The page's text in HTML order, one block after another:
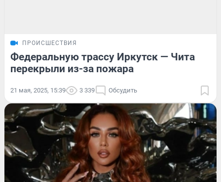
ПРОИСШЕСТВИЯ
Федеральную трассу Иркутск — Чита
перекрыли из-за пожара
21 мая, 2025, 15:39 3 339 Обсудить